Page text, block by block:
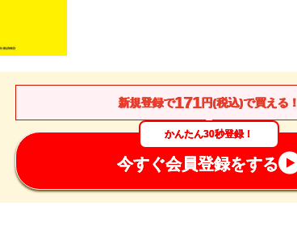
新規登録で171 円(税込)で買える！
かんたん30秒登録！
今すぐ会員登録をする